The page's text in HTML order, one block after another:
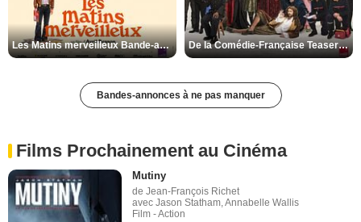
Les Matins merveilleux Bande-annonce VF De la Comédie-Française Teaser VF
Bandes-annonces à ne pas manquer
Films Prochainement au Cinéma
Mutiny
de Jean-François Richet
avec Jason Statham, Annabelle Wallis
Film - Action